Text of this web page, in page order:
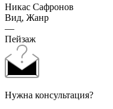
Никас Сафронов
Вид, Жанр
—
Пейзаж
Нужна консультация?